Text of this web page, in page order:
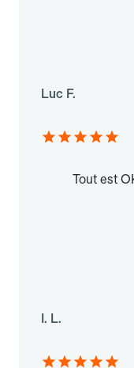
Luc F.
Tout est
I. L.